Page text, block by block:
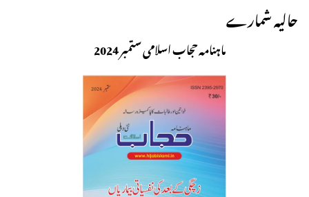
حالیہ شمارے
ماہنامہ حجاب اسلامی ستمبر 2024